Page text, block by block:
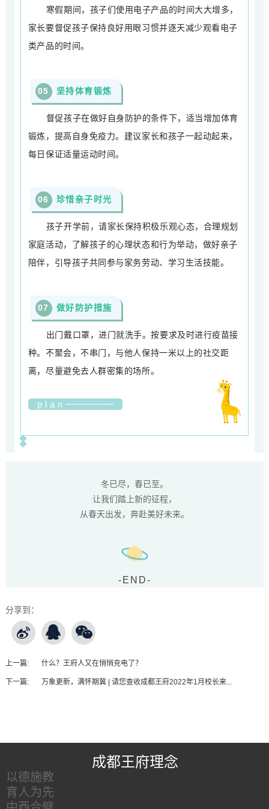
寒假期间，孩子们使用电子产品的时间大大增多，
家长要督促孩子保持良好用眼习惯并逐天减少观看电子
类产品的时间。
05 坚持体育锻炼
督促孩子在做好自身防护的条件下，适当增加体育
锻炼，提高自身免疫力。建议家长和孩子一起动起来，
每日保证适量运动时间。
06 珍惜亲子时光
孩子开学前，请家长保持积极乐观心态，合理规划
家庭活动，了解孩子的心理状态和行为举动，做好亲子
陪伴，引导孩子共同参与家务劳动、学习生活技能。
07 做好防护措施
出门戴口罩，进门就洗手。按要求及时进行疫苗接
种。不聚会，不串门，与他人保持一米以上的社交距
离，尽量避免去人群密集的场所。
plan
冬已尽，春已至。
让我们踏上新的征程，
从春天出发，奔赴美好未来。
-END-
分享到：
上一篇: 什么？王府人又在悄悄充电了？
下一篇: 万象更新，满怀期冀 | 请您查收成都王府2022年1月校长来...
成都王府理念
以德施教
育人为先